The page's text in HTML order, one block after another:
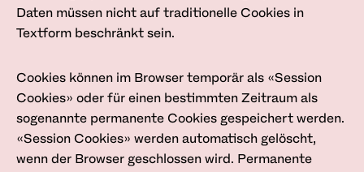
Daten müssen nicht auf traditionelle Cookies in
Textform beschränkt sein.
Cookies können im Browser temporär als «Session
Cookies» oder für einen bestimmten Zeitraum als
sogenannte permanente Cookies gespeichert werden.
«Session Cookies» werden automatisch gelöscht,
wenn der Browser geschlossen wird. Permanente